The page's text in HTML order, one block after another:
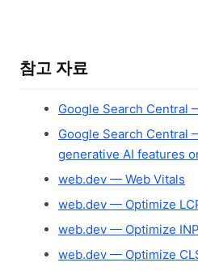
참고 자료
Google Search Central
Google Search Central
generative AI features
web.dev — Web Vitals
web.dev — Optimize
web.dev — Optimize INP
web.dev — Optimize